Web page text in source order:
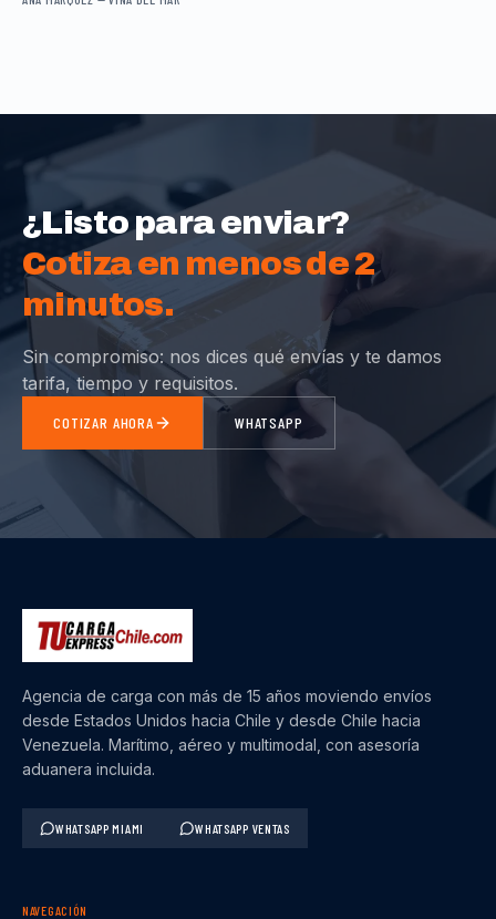
¿Listo para enviar?
Cotiza en menos de 2
minutos.
Sin compromiso: nos dices qué envías y te damos
tarifa, tiempo y requisitos.
COTIZAR AHORA WHATSAPP
Agencia de carga con más de 15 años moviendo envíos
desde Estados Unidos hacia Chile y desde Chile hacia
Venezuela. Marítimo, aéreo y multimodal, con asesoría
aduanera incluida.
WHATSAPP MIAMI WHATSAPP VENTAS
NAVEGACIÓN